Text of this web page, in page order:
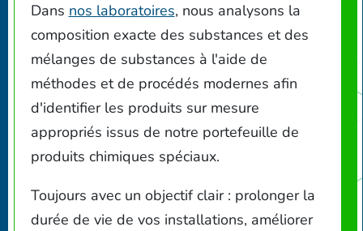
Dans nos laboratoires, nous analysons la
composition exacte des substances et des
mélanges de substances à l'aide de
méthodes et de procédés modernes afin
d'identifier les produits sur mesure
appropriés issus de notre portefeuille de
produits chimiques spéciaux.
Toujours avec un objectif clair : prolonger la
durée de vie de vos installations, améliorer